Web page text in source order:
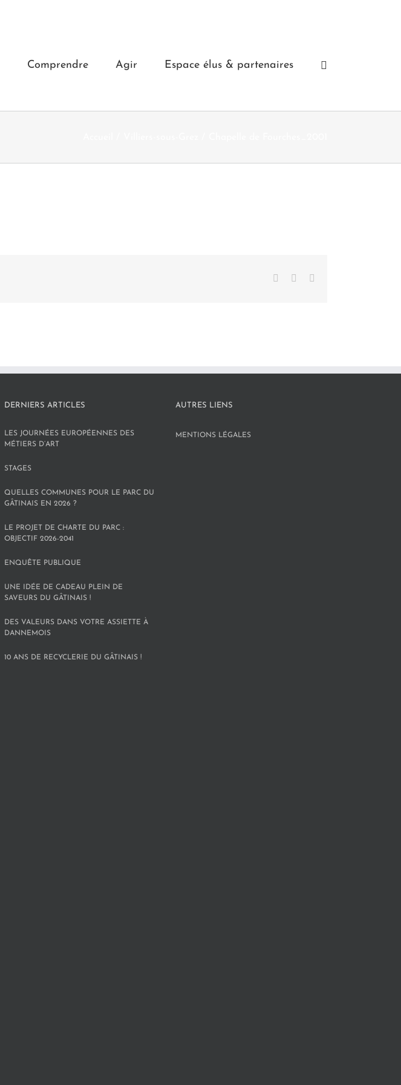
Comprendre Agir Espace élus & partenaires
Facebook
DERNIERS ARTICLES
LES JOURNÉES EUROPÉENNES DES
MÉTIERS D’ART
STAGES
QUELLES COMMUNES POUR LE PARC DU
GÂTINAIS EN 2026 ?
LE PROJET DE CHARTE DU PARC :
OBJECTIF 2026-2041
ENQUÊTE PUBLIQUE
UNE IDÉE DE CADEAU PLEIN DE
SAVEURS DU GÂTINAIS !
DES VALEURS DANS VOTRE ASSIETTE À
DANNEMOIS
10 ANS DE RECYCLERIE DU GÂTINAIS !
AUTRES LIENS
MENTIONS LÉGALES